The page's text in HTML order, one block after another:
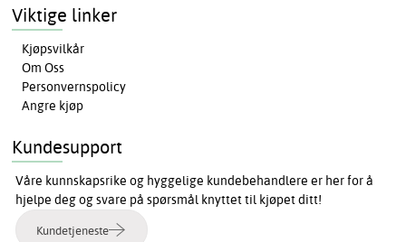
Viktige linker
Kjøpsvilkår
Om Oss
Personvernspolicy
Angre kjøp
Kundesupport
Våre kunnskapsrike og hyggelige kundebehandlere er her for å
hjelpe deg og svare på spørsmål knyttet til kjøpet ditt!
Kundetjeneste